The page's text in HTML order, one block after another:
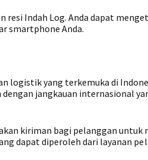
resi Indah Log. Anda dapat
smartphone Anda.
logistik yang terkemuka di
jangkauan internasional
kiriman bagi pelanggan
dapat diperoleh dari layanan